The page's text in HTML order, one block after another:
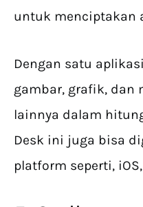
untuk menciptakan
Dengan satu
gambar, grafik, dan
lainnya dalam
Desk ini juga bisa
platform seperti,